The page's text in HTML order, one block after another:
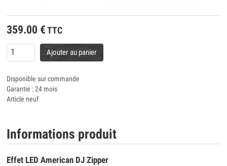
359.00 € TTC
Ajouter au panier
Disponible sur commande
Garantie : 24 mois
Article neuf
Informations produit
Effet LED American DJ Zipper